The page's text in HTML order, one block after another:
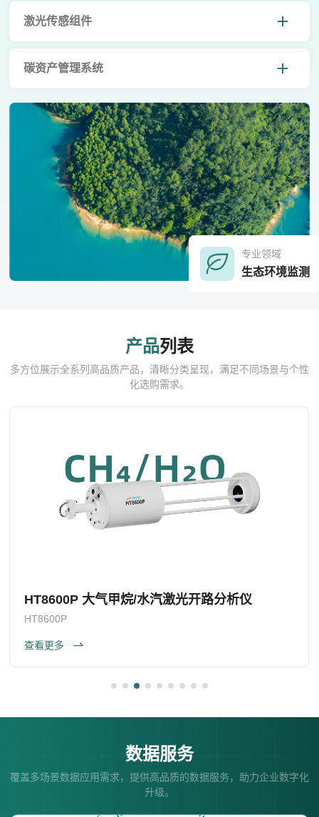
激光传感组件
碳资产管理系统
专业领域
生态环境监测
产品列表
多方位展示全系列高品质产品，清晰分类呈现，满足不同场景与个性
化选购需求。
HT8600P 大气甲烷/水汽激光开路分析仪
HT8600P
查看更多
数据服务
覆盖多场景数据应用需求，提供高品质的数据服务，助力企业数字化
升级。